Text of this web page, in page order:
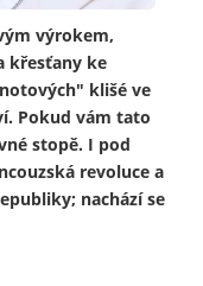
výrokem,
křesťany ke
klišé ve
Pokud vám tato
stopě. I pod
revoluce a
nachází se